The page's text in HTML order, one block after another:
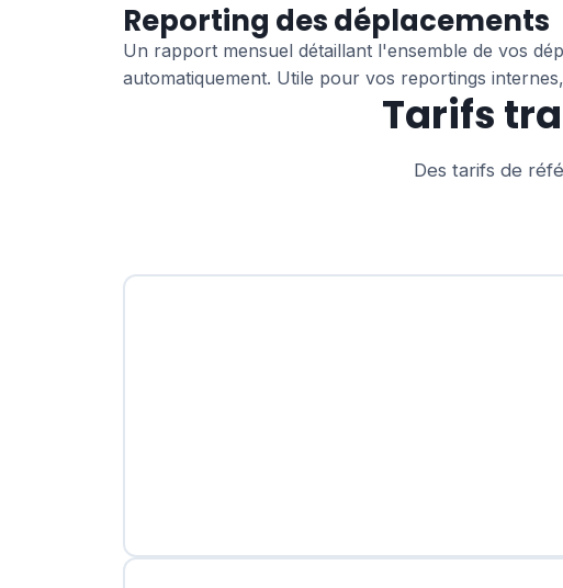
Reporting des déplacements
Un rapport mensuel détaillant l'ensemble de vos
automatiquement. Utile pour vos reportings
Tarifs
Des tarifs de